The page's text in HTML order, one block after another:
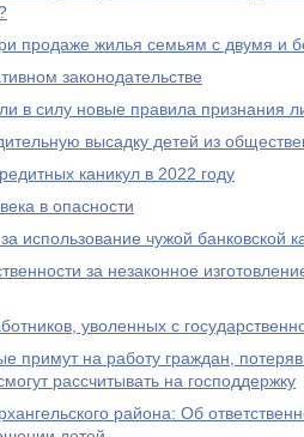
продаже жилья семьям с двумя и
законодательстве
в силу новые правила признания
высадку детей из
каникул в 2022 году
в опасности
использование чужой банковской
за незаконное
уволенных с
примут на работу граждан,
рассчитывать на господдержку
района: Об